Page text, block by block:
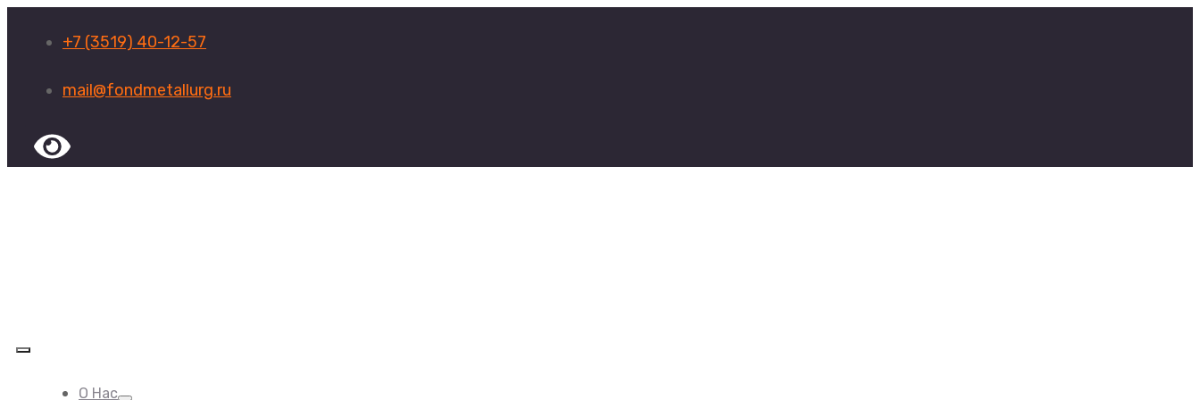
+7 (3519) 40-12-57
mail@fondmetallurg.ru
О Нас